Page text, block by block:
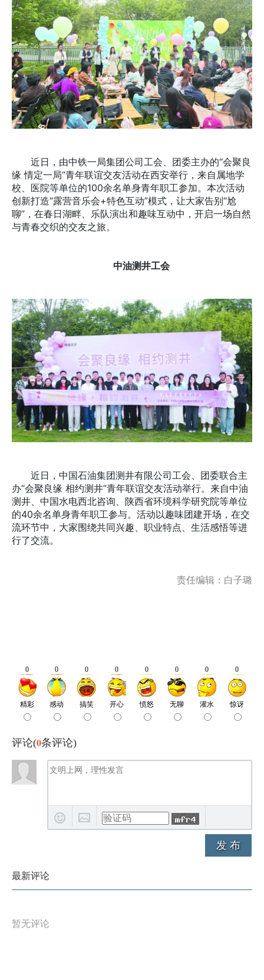
近日，由中铁一局集团公司工会、团委主办的“会聚良
缘 情定一局”青年联谊交友活动在西安举行，来自属地学
校、医院等单位的100余名单身青年职工参加。本次活动
创新打造“露营音乐会+特色互动”模式，让大家告别“尬
聊”，在春日湖畔、乐队演出和趣味互动中，开启一场自然
与青春交织的交友之旅。
中油测井工会
近日，中国石油集团测井有限公司工会、团委联合主
办“会聚良缘 相约测井”青年联谊交友活动举行。来自中油
测井、中国水电西北咨询、陕西省环境科学研究院等单位
的40余名单身青年职工参与。活动以趣味团建开场，在交
流环节中，大家围绕共同兴趣、职业特点、生活感悟等进
行了交流。
责任编辑：白子璐
评论(0条评论)
发 布
最新评论
暂无评论